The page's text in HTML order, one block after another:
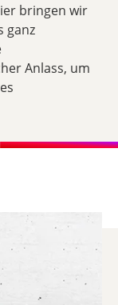
bringen wir
ganz
Anlass, um